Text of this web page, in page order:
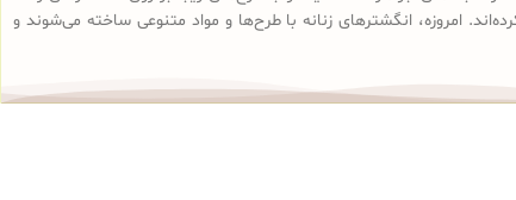
امروزه، انگشترهای زنانه با طرح‌ها و مواد متنوعی ساخته می‌شوند و